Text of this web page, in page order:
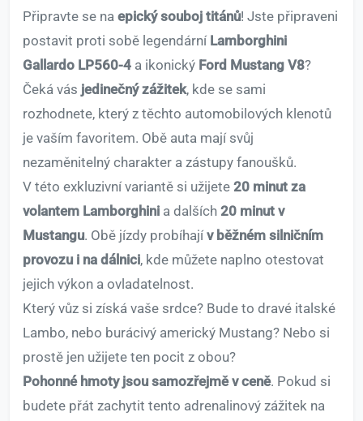
Připravte se na epický souboj titánů! Jste připraveni
postavit proti sobě legendární Lamborghini
Gallardo LP560-4 a ikonický Ford Mustang V8?
Čeká vás jedinečný zážitek, kde se sami
rozhodnete, který z těchto automobilových klenotů
je vaším favoritem. Obě auta mají svůj
nezaměnitelný charakter a zástupy fanoušků.
V této exkluzivní variantě si užijete 20 minut za
volantem Lamborghini a dalších 20 minut v
Mustangu. Obě jízdy probíhají v běžném silničním
provozu i na dálnici, kde můžete naplno otestovat
jejich výkon a ovladatelnost.
Který vůz si získá vaše srdce? Bude to dravé italské
Lambo, nebo burácivý americký Mustang? Nebo si
prostě jen užijete ten pocit z obou?
Pohonné hmoty jsou samozřejmě v ceně. Pokud si
budete přát zachytit tento adrenalinový zážitek na